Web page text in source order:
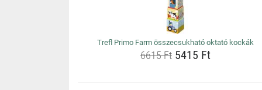
Trefl Primo Farm összecsukható oktató kockák
6615 Ft5415 Ft